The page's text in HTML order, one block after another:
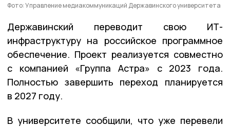
Фото: Управление медиакоммуникаций Державинского университета
Державинский переводит свою ИТ-
инфраструктуру на российское программное
обеспечение. Проект реализуется совместно
с компанией «Группа Астра» с 2023 года.
Полностью завершить переход планируется
в 2027 году.
В университете сообщили, что уже перевели